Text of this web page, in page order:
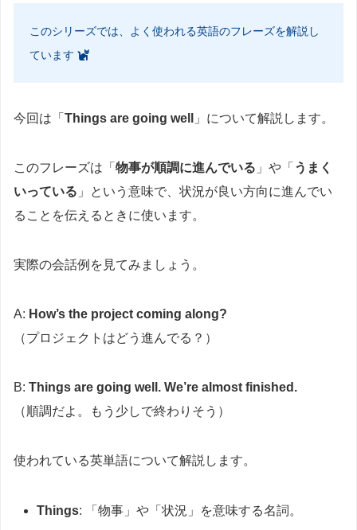
このシリーズでは、よく使われる英語のフレーズを解説し
ています
今回は「 Things are going well 」について解説します。
このフレーズは「 物事が順調に進んでいる 」や「 うまく
いっている 」という意味で、状況が良い方向に進んでい
ることを伝えるときに使います。
実際の会話例を見てみましょう。
A: How’s the project coming along?
（プロジェクトはどう進んでる？）
B: Things are going well. We’re almost finished.
（順調だよ。もう少しで終わりそう）
使われている英単語について解説します。
Things: 「物事」や「状況」を意味する名詞。